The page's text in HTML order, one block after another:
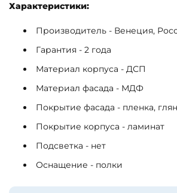
Характеристики:
Производитель - Венеция,
Гарантия - 2 года
Материал корпуса - ДСП
Материал фасада - МДФ
Покрытие фасада - пленка,
Покрытие корпуса - ламинат
Подсветка - нет
Оснащение - полки